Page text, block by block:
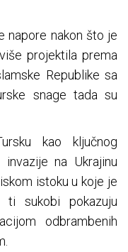
napore nakon što je
projektila prema
Republike sa
snage tada su
kao ključnog
invazije na Ukrajinu
istoku u koje je
ti sukobi pokazuju
odbrambenih